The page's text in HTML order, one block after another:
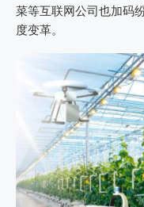
菜等互联网公司也加码
度变革。